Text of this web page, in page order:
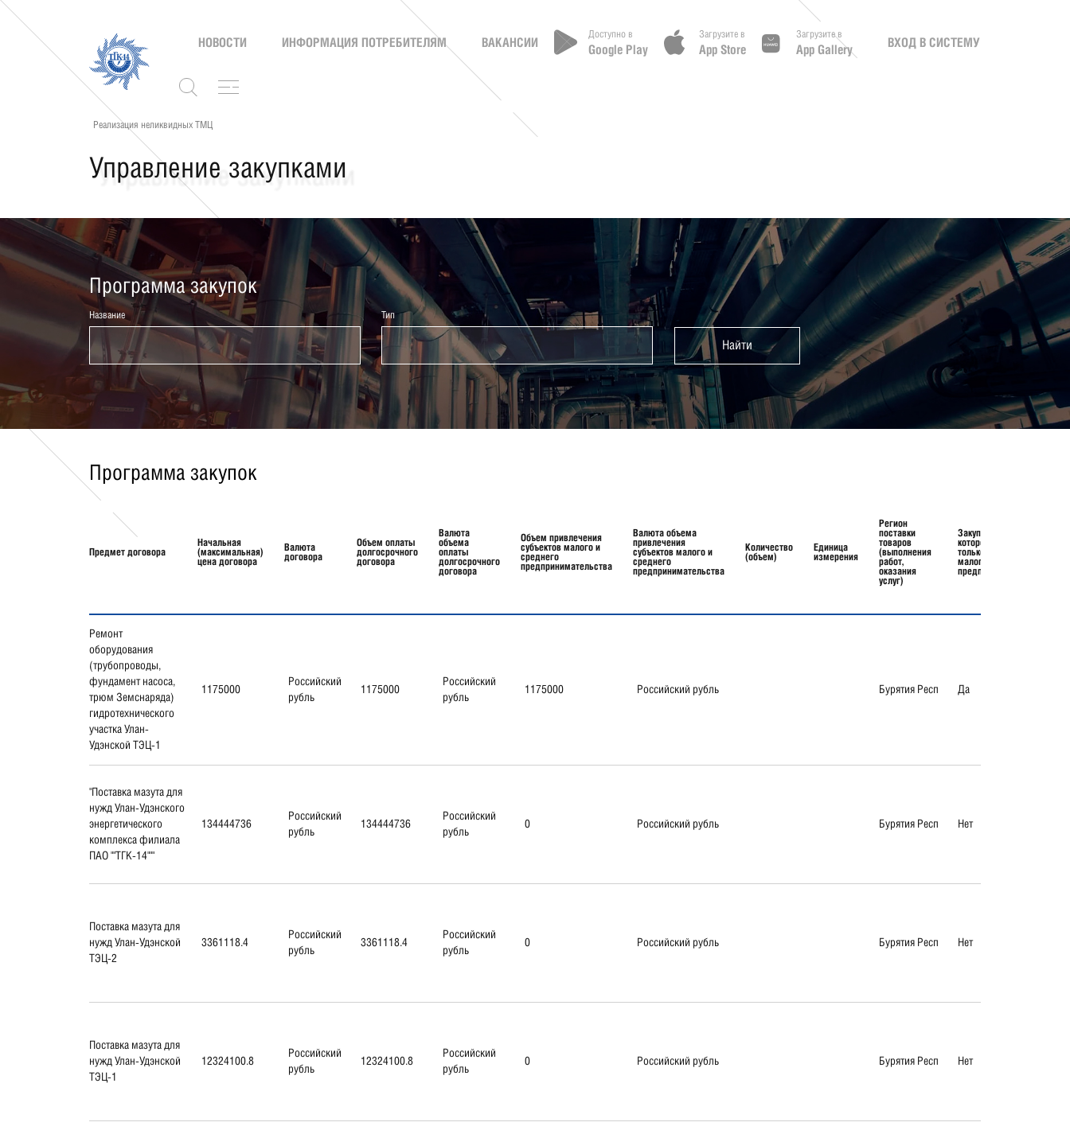
НОВОСТИ ИНФОРМАЦИЯ ПОТРЕБИТЕЛЯМ ВАКАНСИИ
Доступно в
Google Play
Загрузите в
App Store
Загрузите в
App Gallery
ВХОД В СИСТЕМУ
Реализация неликвидных ТМЦ
Управление закупками
Программа закупок
Название Тип
Найти
Программа закупок
Предмет договора
Начальная
(максимальная)
цена договора
Валюта
договора
Объем оплаты
долгосрочного
договора
Валюта
объема
оплаты
долгосрочного
договора
Объем привлечения
субъектов малого и
среднего
предпринимательства
Валюта объема
привлечения
субъектов малого и
среднего
предпринимательства
Количество
(объем)
Единица
измерения
Регион
поставки
товаров
(выполнения
работ,
оказания
услуг)
Закупка, участниками
которой являются
только субъекты
малого и среднего
предпринимательства
Ремонт
оборудования
(трубопроводы,
фундамент насоса,
трюм Земснаряда)
гидротехнического
участка Улан-
Удэнской ТЭЦ-1
1175000
Российский
рубль
1175000
Российский
рубль
1175000 Российский рубль Бурятия Респ Да
"Поставка мазута для
нужд Улан-Удэнского
энергетического
комплекса филиала
ПАО ""ТГК-14"""
134444736
Российский
рубль
134444736
Российский
рубль
0 Российский рубль Бурятия Респ Нет
Поставка мазута для
нужд Улан-Удэнской
ТЭЦ-2
3361118.4
Российский
рубль
3361118.4
Российский
рубль
0 Российский рубль Бурятия Респ Нет
Поставка мазута для
нужд Улан-Удэнской
ТЭЦ-1
12324100.8
Российский
рубль
12324100.8
Российский
рубль
0 Российский рубль Бурятия Респ Нет